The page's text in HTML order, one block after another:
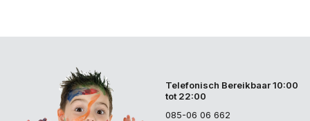
Telefonisch Bereikbaar 10:00
tot 22:00
085-06 06 662